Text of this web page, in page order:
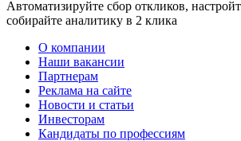
Автоматизируйте сбор откликов,
собирайте аналитику в 2 клика
О компании
Наши вакансии
Партнерам
Реклама на сайте
Новости и статьи
Инвесторам
Кандидаты по профессиям